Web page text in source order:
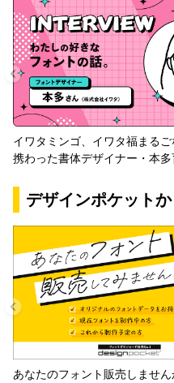
イワタミンゴ、イワタ福まる
携わった書体デザイナー・本多
デザインポケット
あなたのフォント販売しませ